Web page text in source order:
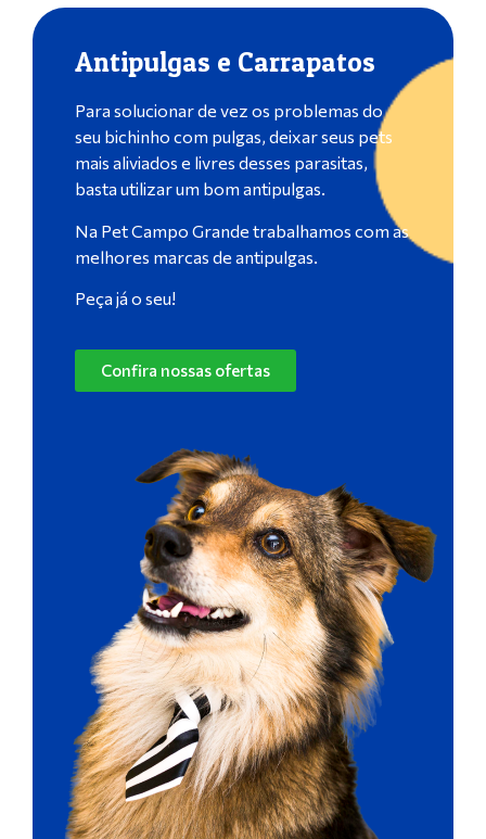
Antipulgas e Carrapatos
Para solucionar de vez os problemas do
seu bichinho com pulgas, deixar seus pets
mais aliviados e livres desses parasitas,
basta utilizar um bom antipulgas.
Na Pet Campo Grande trabalhamos com as
melhores marcas de antipulgas.
Peça já o seu!
Confira nossas ofertas